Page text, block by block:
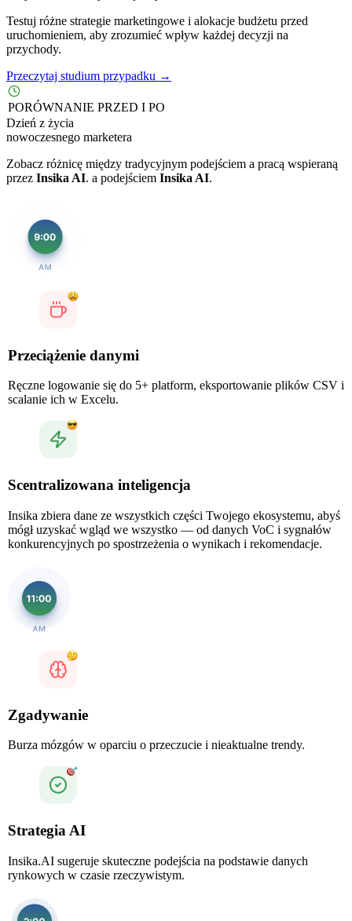
Testuj różne strategie marketingowe i alokacje budżetu przed
uruchomieniem, aby zrozumieć wpływ każdej decyzji na
przychody.
Przeczytaj studium przypadku →
PORÓWNANIE PRZED I PO
Dzień z życia
nowoczesnego marketera
Zobacz różnicę między tradycyjnym podejściem a pracą wspieraną
przez Insika AI. a podejściem Insika AI.
Przeciążenie danymi
Ręczne logowanie się do 5+ platform, eksportowanie plików CSV i
scalanie ich w Excelu.
Scentralizowana inteligencja
Insika zbiera dane ze wszystkich części Twojego ekosystemu, abyś
mógł uzyskać wgląd we wszystko — od danych VoC i sygnałów
konkurencyjnych po spostrzeżenia o wynikach i rekomendacje.
Zgadywanie
Burza mózgów w oparciu o przeczucie i nieaktualne trendy.
Strategia AI
Insika.AI sugeruje skuteczne podejścia na podstawie danych
rynkowych w czasie rzeczywistym.